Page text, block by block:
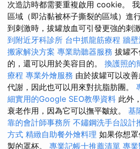
次造訪時都需要重複啟用 cookie。
區域（即沾黏被杯子撕裂的區域）進
到刺激時，拔罐放血可引發更強的刺
到附近牙科診所 台中抓龍筋療程 牆
搬家解決方案 專業助聽器服務 拔罐
的，還可以用於美容目的。 換護照的
療程 專業外燴服務 由於拔罐可以改
代謝，因此也可以用來對抗脂肪團。
細實用的Google SEO教學資料 此外
衰老作用，因為它可以撫平皺紋。 基
靠的會計師事務所 不鏽鋼洗手台設計
方式 精緻自助餐外燴料理 如果你想
製的罩杯。 專業記帳士推薦清單 專